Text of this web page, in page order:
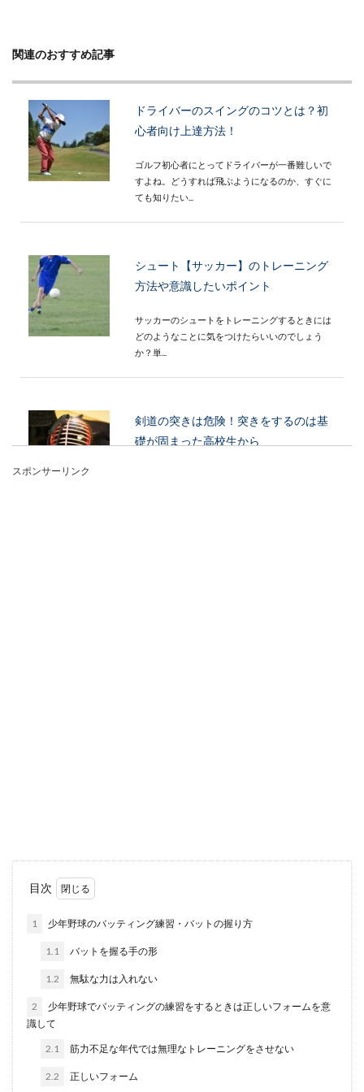
関連のおすすめ記事
ドライバーのスイングのコツとは？初
心者向け上達方法！
ゴルフ初心者にとってドライバーが一番難しいで
すよね。どうすれば飛ぶようになるのか、すぐに
ても知りたい...
シュート【サッカー】のトレーニング
方法や意識したいポイント
サッカーのシュートをトレーニングするときには
どのようなことに気をつけたらいいのでしょう
か？単...
剣道の突きは危険！突きをするのは基
礎が固まった高校生から
の練習量が必要となるのでしょうか？個人の体力
によ...
サッカーのストレッチ。子供の為にで
スポンサーリンク
目次
1 少年野球のバッティング練習・バットの握り方
1.1 バットを握る手の形
1.2 無駄な力は入れない
2
少年野球でバッティングの練習をするときは正しいフォームを意
識して
2.1 筋力不足な年代では無理なトレーニングをさせない
2.2 正しいフォーム